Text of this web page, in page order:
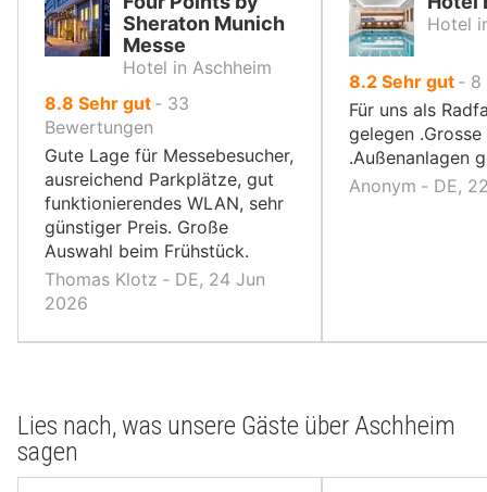
Sheraton Munich
Messe
Hotel in Aschheim
8.8 von
10,
Sehr gut ‐ 33
Bewertungen
Gute Lage für Messebesucher,
ausreichend Parkplätze, gut
funktionierendes WLAN, sehr
günstiger Preis. Große
Auswahl beim Frühstück.
Thomas Klotz ‐ DE, 24 Jun
2026
Hotel
8.2 von
10,
Sehr gut ‐ 8
Für uns als
gelegen
.Außenanlagen
Anonym ‐ DE,
Lies nach, was unsere Gäste über Aschheim
sagen